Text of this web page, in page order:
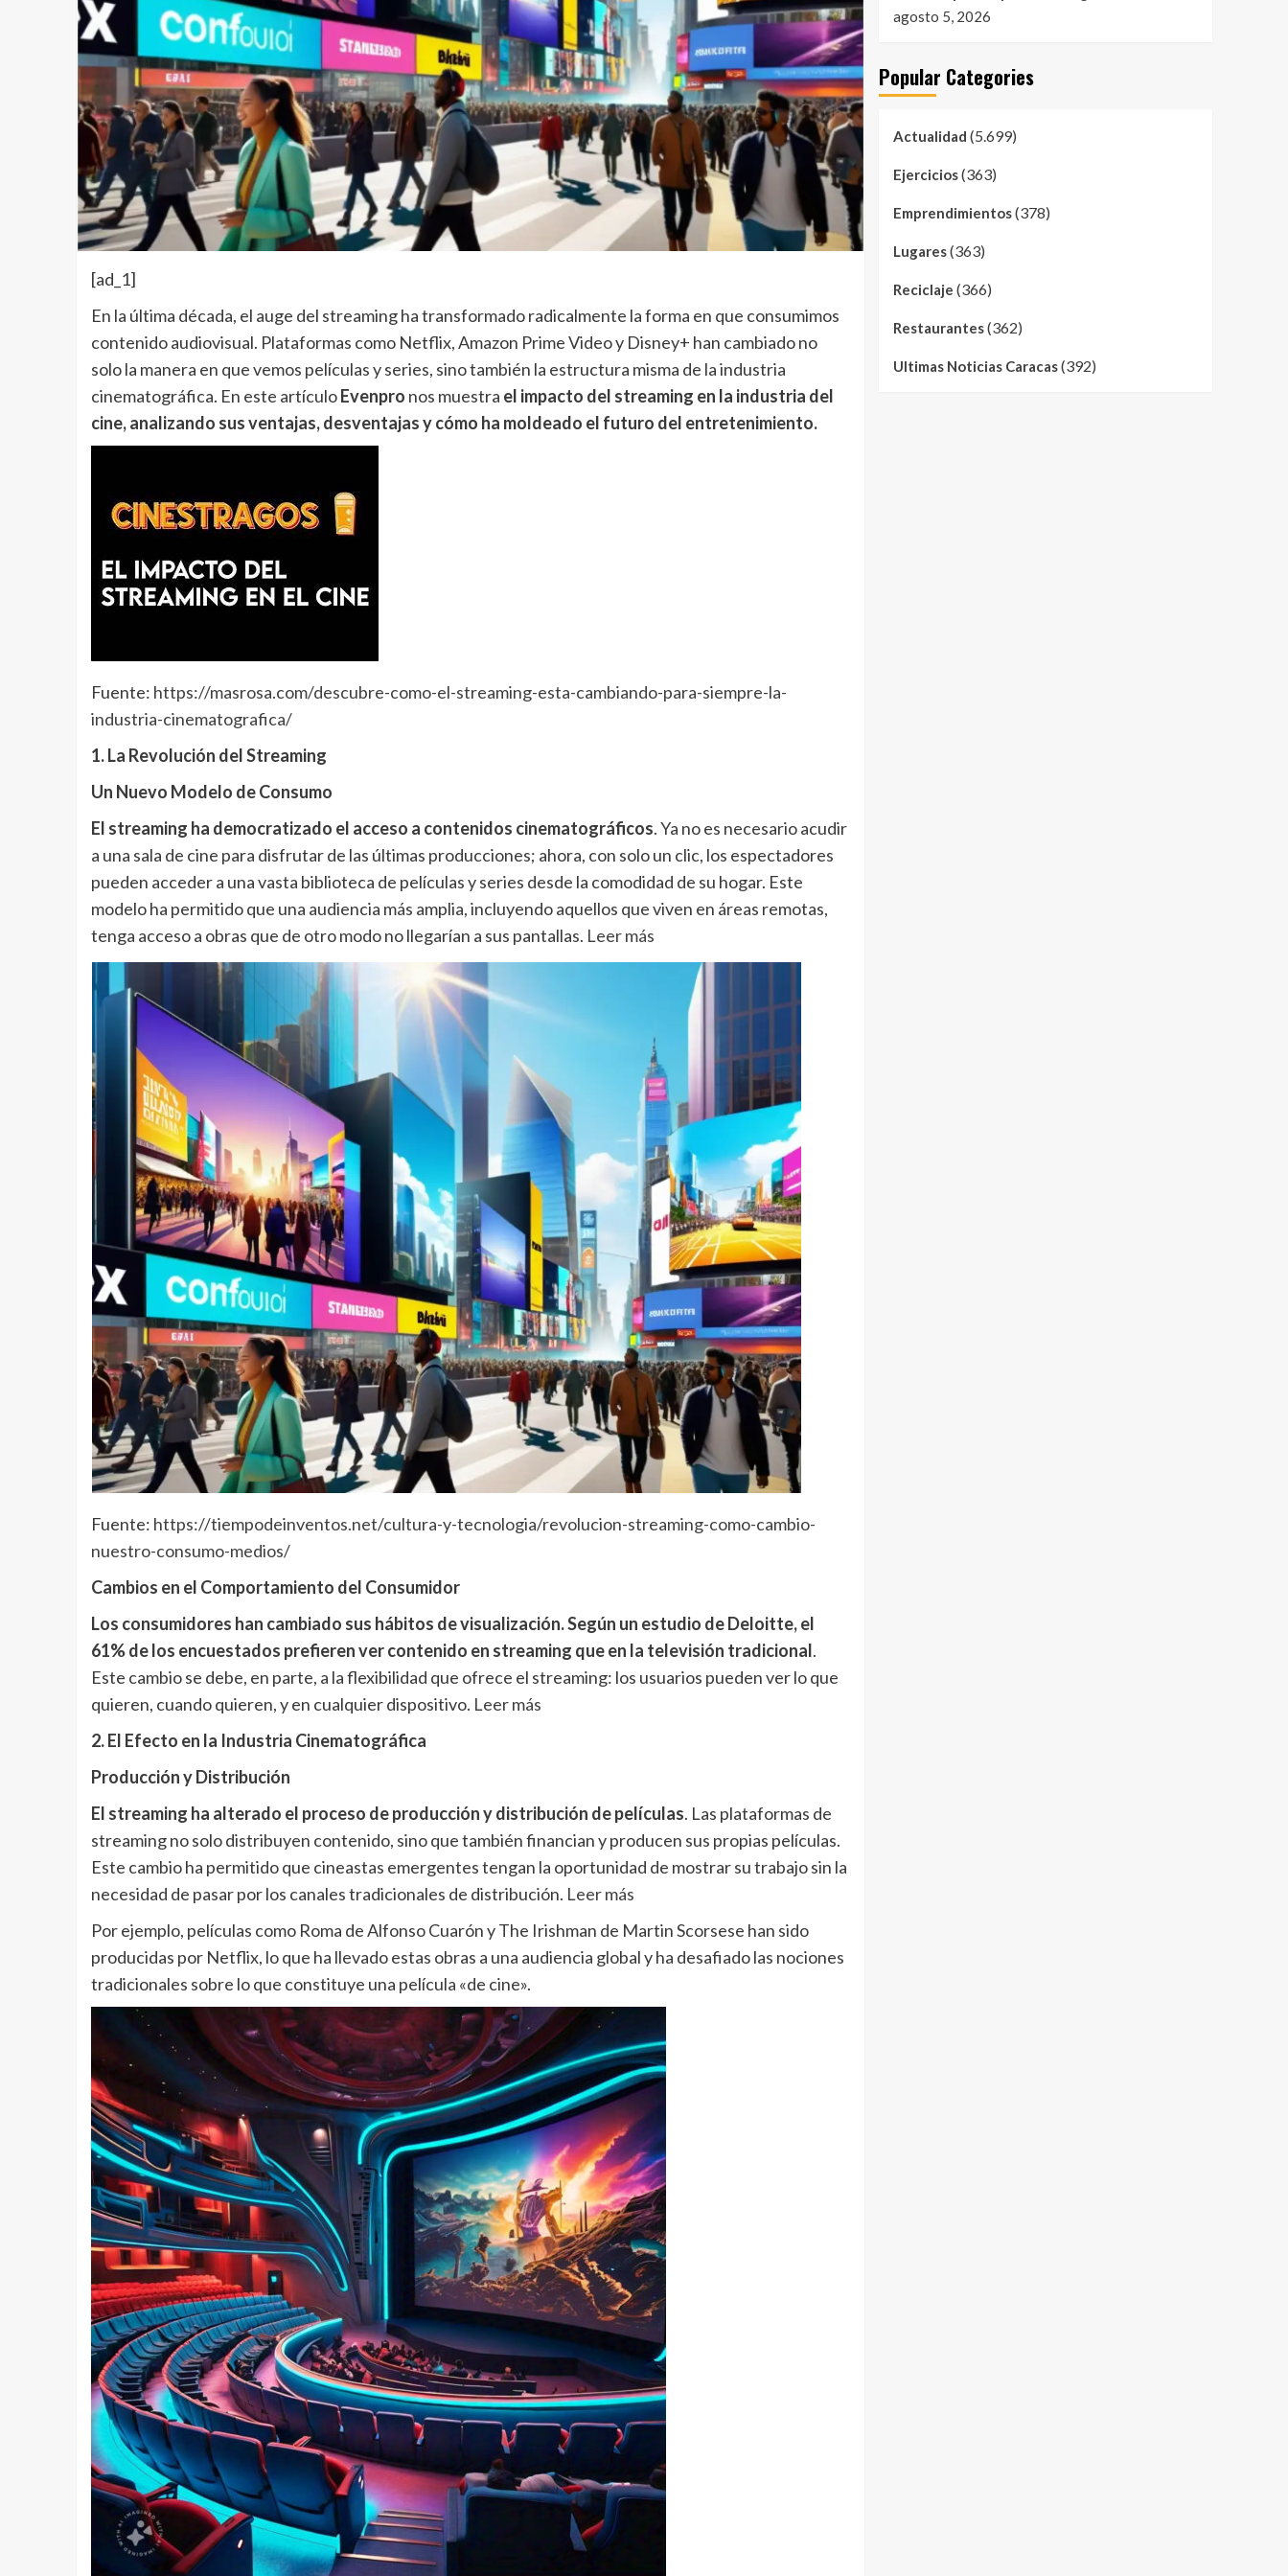
[ad_1]
En la última década, el auge del streaming ha transformado radicalmente la forma en que consumimos
contenido audiovisual. Plataformas como Netflix, Amazon Prime Video y Disney+ han cambiado no
solo la manera en que vemos películas y series, sino también la estructura misma de la industria
cinematográfica. En este artículoEvenpro nos muestra el impacto del streaming en la industria del
cine, analizando sus ventajas, desventajas y cómo ha moldeado el futuro del entretenimiento.
Fuente: https://masrosa.com/descubre-como-el-streaming-esta-cambiando-para-siempre-la-
industria-cinematografica/
1. La Revolución del Streaming
Un Nuevo Modelo de Consumo
El streaming ha democratizado el acceso a contenidos cinematográficos. Ya no es necesario acudir
a una sala de cine para disfrutar de las últimas producciones; ahora, con solo un clic, los espectadores
pueden acceder a una vasta biblioteca de películas y series desde la comodidad de su hogar. Este
modelo ha permitido que una audiencia más amplia, incluyendo aquellos que viven en áreas remotas,
tenga acceso a obras que de otro modo no llegarían a sus pantallas. Leer más
Fuente: https://tiempodeinventos.net/cultura-y-tecnologia/revolucion-streaming-como-cambio-
nuestro-consumo-medios/
Cambios en el Comportamiento del Consumidor
Los consumidores han cambiado sus hábitos de visualización. Según un estudio de Deloitte, el
61% de los encuestados prefieren ver contenido en streaming que en la televisión tradicional.
Este cambio se debe, en parte, a la flexibilidad que ofrece el streaming: los usuarios pueden ver lo que
quieren, cuando quieren, y en cualquier dispositivo. Leer más
2. El Efecto en la Industria Cinematográfica
Producción y Distribución
El streaming ha alterado el proceso de producción y distribución de películas. Las plataformas de
streaming no solo distribuyen contenido, sino que también financian y producen sus propias películas.
Este cambio ha permitido que cineastas emergentes tengan la oportunidad de mostrar su trabajo sin la
necesidad de pasar por los canales tradicionales de distribución. Leer más
Por ejemplo, películas como Roma de Alfonso Cuarón y The Irishman de Martin Scorsese han sido
producidas por Netflix, lo que ha llevado estas obras a una audiencia global y ha desafiado las nociones
tradicionales sobre lo que constituye una película «de cine».
agosto 5, 2026
Popular Categories
Actualidad (5.699)
Ejercicios(363)
Emprendimientos(378)
Lugares(363)
Reciclaje (366)
Restaurantes(362)
Ultimas Noticias Caracas(392)